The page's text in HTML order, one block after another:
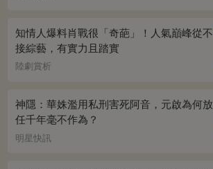
知情人爆料肖戰很「奇葩」！人氣巔峰從不
接綜藝，有實力且踏實
陸劇賞析
神隱：華姝濫用私刑害死阿音，元啟為何放
任千年毫不作為？
明星快訊